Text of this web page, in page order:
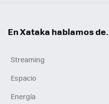
En Xataka hablamos
Streaming
Espacio
Energía